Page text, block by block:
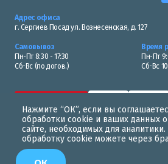
Нажмите “ОК”, если вы
обработки cookie и ваших данных
сайте, необходимых для аналитики.
обработку cookie можете через
Адрес офиса
г. Сергиев Посад ул. Вознесенская, д. 127
Самовывоз
Пн-Пт 8:30 - 17:30
Сб-Вс (по догов.)
Время
Пн-Пт
Сб-Вс
Политика в области обработки